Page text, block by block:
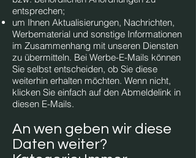
entsprechen;
um Ihnen Aktualisierungen, Nachrichten,
Werbematerial und sonstige Informationen
im Zusammenhang mit unseren Diensten
zu übermitteln. Bei Werbe-E-Mails können
Sie selbst entscheiden, ob Sie diese
weiterhin erhalten möchten. Wenn nicht,
klicken Sie einfach auf den Abmeldelink in
diesen E-Mails.
An wen geben wir diese
Daten weiter?